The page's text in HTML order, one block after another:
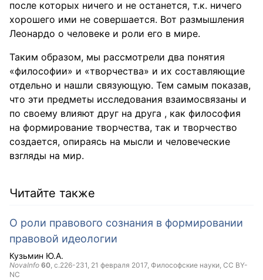
после которых ничего и не останется, т.к. ничего
хорошего ими не совершается. Вот размышления
Леонардо о человеке и роли его в мире.
Таким образом, мы рассмотрели два понятия
«философии» и «творчества» и их составляющие
отдельно и нашли связующую. Тем самым показав,
что эти предметы исследования взаимосвязаны и
по своему влияют друг на друга , как философия
на формирование творчества, так и творчество
создается, опираясь на мысли и человеческие
взгляды на мир.
Читайте также
О роли правового сознания в формировании
правовой идеологии
Кузьмин Ю.А.
NovaInfo 60, с.226-231, 21 февраля 2017, Философские науки, CC BY-
NC